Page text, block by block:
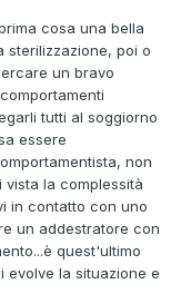
cosa una bella
sterilizzazione, poi o
un bravo
tutti al soggiorno
essere
non
la complessità
in contatto con uno
un addestratore con
quest'ultimo
evolve la situazione e